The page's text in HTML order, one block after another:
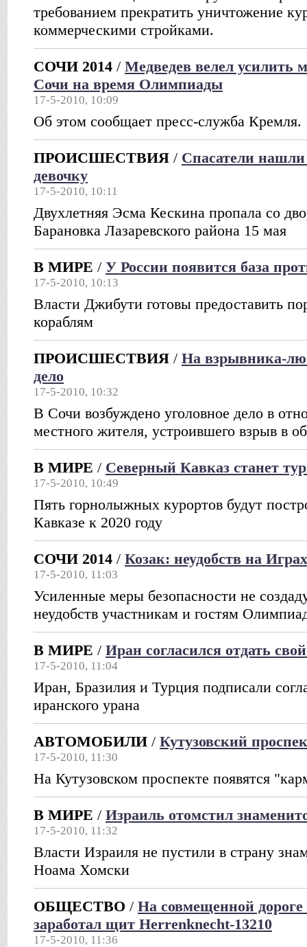
требованием прекратить уничтожение
коммерческими стройками.
СОЧИ 2014 / Медведев велел усилить
Сочи на время Олимпиады
17-5-2010, 10:09
Об этом сообщает пресс-служба Кремля.
ПРОИСШЕСТВИЯ / Спасатели
девочку
17-5-2010, 10:11
Двухлетняя Эсма Кескина пропала со
Барановка Лазаревского района 15 мая
В МИРЕ / У России появится база
17-5-2010, 10:13
Власти Джибути готовы предоставить
кораблям
ПРОИСШЕСТВИЯ / На взрывника-
дело
17-5-2010, 10:32
В Сочи возбуждено уголовное дело в
местного жителя, устроившего взрыв в
В МИРЕ / Северный Кавказ станет
17-5-2010, 10:49
Пять горнолыжных курортов будут
Кавказе к 2020 году
СОЧИ 2014 / Козак: неудобств на
17-5-2010, 11:03
Усиленные меры безопасности не
неудобств участникам и гостям
В МИРЕ / Иран согласился отдать
17-5-2010, 11:04
Иран, Бразилия и Турция подписали
иранского урана
АВТОМОБИЛИ / Кутузовский
17-5-2010, 11:30
На Кутузовском проспекте появятся
В МИРЕ / Израиль отомстил
17-5-2010, 11:32
Власти Израиля не пустили в страну
Ноама Хомски
ОБЩЕСТВО / На совмещенной
заработал щит Herrenknecht-13210
17-5-2010, 11:36